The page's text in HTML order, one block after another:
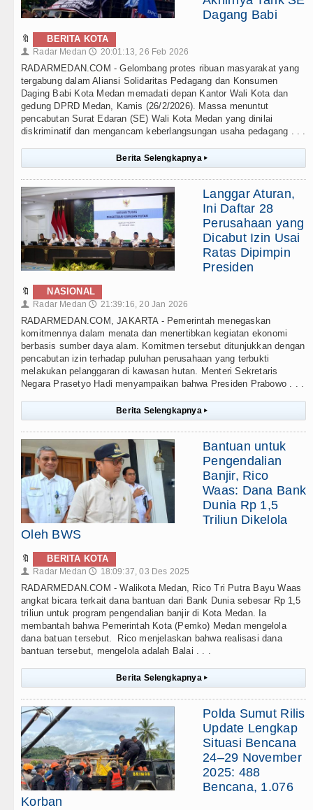
Dagang Babi
🔖 BERITA KOTA
👤 Radar Medan 🕔 20:01:13, 26 Feb 2026
RADARMEDAN.COM - Gelombang protes ribuan masyarakat yang
tergabung dalam Aliansi Solidaritas Pedagang dan Konsumen
Daging Babi Kota Medan memadati depan Kantor Wali Kota dan
gedung DPRD Medan, Kamis (26/2/2026). Massa menuntut
pencabutan Surat Edaran (SE) Wali Kota Medan yang dinilai
diskriminatif dan mengancam keberlangsungan usaha pedagang . . .
Berita Selengkapnya ▸
Langgar Aturan,
Ini Daftar 28
Perusahaan yang
Dicabut Izin Usai
Ratas Dipimpin
Presiden
🔖 NASIONAL
👤 Radar Medan 🕔 21:39:16, 20 Jan 2026
RADARMEDAN.COM, JAKARTA - Pemerintah menegaskan
komitmennya dalam menata dan menertibkan kegiatan ekonomi
berbasis sumber daya alam. Komitmen tersebut ditunjukkan dengan
pencabutan izin terhadap puluhan perusahaan yang terbukti
melakukan pelanggaran di kawasan hutan. Menteri Sekretaris
Negara Prasetyo Hadi menyampaikan bahwa Presiden Prabowo . . .
Berita Selengkapnya ▸
Bantuan untuk
Pengendalian
Banjir, Rico
Waas: Dana Bank
Dunia Rp 1,5
Triliun Dikelola
Oleh BWS
🔖 BERITA KOTA
👤 Radar Medan 🕔 18:09:37, 03 Des 2025
RADARMEDAN.COM - Walikota Medan, Rico Tri Putra Bayu Waas
angkat bicara terkait dana bantuan dari Bank Dunia sebesar Rp 1,5
triliun untuk program pengendalian banjir di Kota Medan. Ia
membantah bahwa Pemerintah Kota (Pemko) Medan mengelola
dana batuan tersebut. Rico menjelaskan bahwa realisasi dana
bantuan tersebut, mengelola adalah Balai . . .
Berita Selengkapnya ▸
Polda Sumut Rilis
Update Lengkap
Situasi Bencana
24–29 November
2025: 488
Bencana, 1.076
Korban